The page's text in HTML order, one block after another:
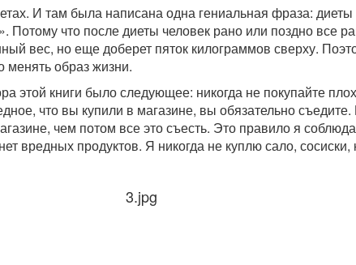
И там была написана одна гениальная фраза: диеты
Потому что после диеты человек рано или поздно все
вес, но еще доберет пяток килограммов сверху.
менять образ жизни.
этой книги было следующее: никогда не покупайте
что вы купили в магазине, вы обязательно съедите.
чем потом все это съесть. Это правило я
вредных продуктов. Я никогда не куплю сало, сосиски,